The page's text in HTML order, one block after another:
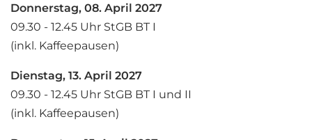
Donnerstag, 08. April​ 2027
09.30 - 12.45 Uhr StGB BT I
(inkl. Kaffeepausen)
Dienstag, 13. April​ 2027
09.30 - 12.45 Uhr StGB BT I und II
(inkl. Kaffeepausen)